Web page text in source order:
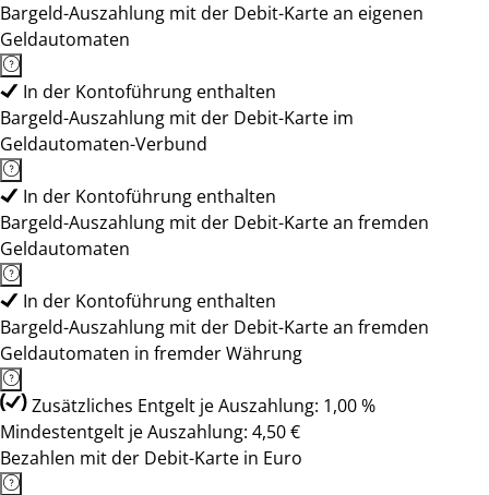
Bargeld-Auszahlung mit der Debit-Karte an eigenen
Geldautomaten
In der Kontoführung enthalten
Bargeld-Auszahlung mit der Debit-Karte im
Geldautomaten-Verbund
In der Kontoführung enthalten
Bargeld-Auszahlung mit der Debit-Karte an fremden
Geldautomaten
In der Kontoführung enthalten
Bargeld-Auszahlung mit der Debit-Karte an fremden
Geldautomaten in fremder Währung
Zusätzliches Entgelt je Auszahlung: 1,00 %
Mindestentgelt je Auszahlung: 4,50 €
Bezahlen mit der Debit-Karte in Euro